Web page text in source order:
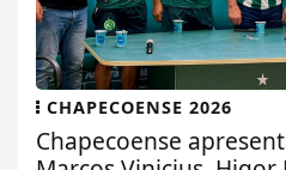
CHAPECOENSE 2026
Chapecoense